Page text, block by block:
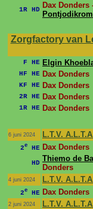
1R HD Dax Donders
Zorgfactory van
F HE Elgin
HF HE Dax Donders
KF HE Dax Donders
2R HE Dax Donders
1R HE Dax Donders
6 juni 2024
L.T.V.
2e HE Dax Donders
HD Thiemo de
Donders
4 juni 2024 L.T.V.
2e HE Dax Donders
2 juni 2024 L.T.V.